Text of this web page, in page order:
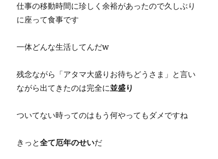
仕事の移動時間に珍しく余裕があったので久しぶり
に座って食事です
一体どんな生活してんだw
残念ながら「アタマ大盛りお待ちどうさま」と言い
ながら出てきたのは完全に並盛り
ついてない時ってのはもう何やってもダメですね
きっと全て厄年のせいだ